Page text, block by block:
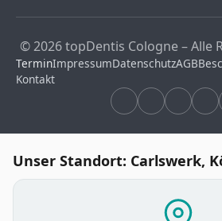
© 2026 topDentis Cologne – Alle
TerminImpressumDatenschutzAGB
Kontakt
Unser Standort: Carlswerk,